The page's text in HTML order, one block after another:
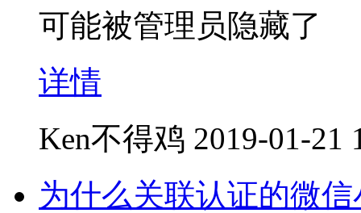
可能被管理员隐藏了
详情
Ken不得鸡 2019-01-21
为什么关联认证的微